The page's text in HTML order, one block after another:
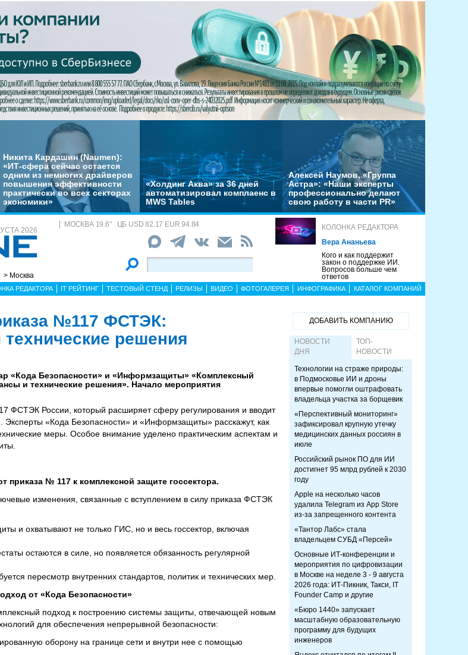
Никита Кардашин (Naumen):
«ИТ-сфера сейчас остается
одним из немногих драйверов
повышения эффективности
практически во всех секторах
экономики»
«Холдинг Аква» за 36 дней
автоматизировал комплаенс в
MWS Tables
Алексей Наумов, «Группа
Астра»: «Наши эксперты
профессионально делают
свою работу в части PR»
2026
> Москва
МОСКВА 19.6° ЦБ USD 82.17 EUR 94.84
КОЛОНКА РЕДАКТОРА
Вера Ананьева
Кого и как поддержит
закон о поддержке ИИ.
Вопросов больше чем
ответов
РЕДАКТОРА IT РЕЙТИНГ ТЕСТОВЫЙ СТЕНД РЕЛИЗЫ ВИДЕО ФОТОГАЛЕРЕЯ ИНФОГРАФИКА КАТАЛОГ КОМПАНИЙ
№117 ФСТЭК:
решения
«Кода Безопасности» и «Информзащиты» «Комплексный
и технические решения». Начало мероприятия
ФСТЭК России, который расширяет сферу регулирования и вводит
Эксперты «Кода Безопасности» и «Информзащиты» расскажут, как
меры. Особое внимание уделено практическим аспектам и
№ 117 к комплексной защите госсектора.
изменения, связанные с вступлением в силу приказа ФСТЭК
и охватывают не только ГИС, но и весь госсектор, включая
остаются в силе, но появляется обязанность регулярной
пересмотр внутренних стандартов, политик и технических мер.
от «Кода Безопасности»
подход к построению системы защиты, отвечающей новым
для обеспечения непрерывной безопасности:
оборону на границе сети и внутри нее с помощью
ДОБАВИТЬ КОМПАНИЮ
НОВОСТИ
ДНЯ
ТОП-
НОВОСТИ
Технологии на страже природы:
в Подмосковье ИИ и дроны
впервые помогли оштрафовать
владельца участка за борщевик
«Перспективный мониторинг»
зафиксировал крупную утечку
медицинских данных россиян в
июле
Российский рынок ПО для ИИ
достигнет 95 млрд рублей к 2030
году
Apple на несколько часов
удалила Telegram из App Store
из-за запрещенного контента
«Тантор Лабс» стала
владельцем СУБД «Персей»
Основные ИТ-конференции и
мероприятия по цифровизации
в Москве на неделе 3 - 9 августа
2026 года: ИТ-Пикник, Такси, IT
Founder Camp и другие
«Бюро 1440» запускает
масштабную образовательную
программу для будущих
инженеров